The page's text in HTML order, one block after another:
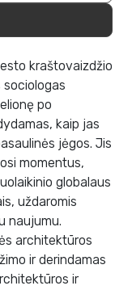
kraštovaizdžio
sociologas
po
kaip jas
jėgos. Jis
momentus,
globalaus
uždaromis
naujumu.
architektūros
ir derindamas
ir